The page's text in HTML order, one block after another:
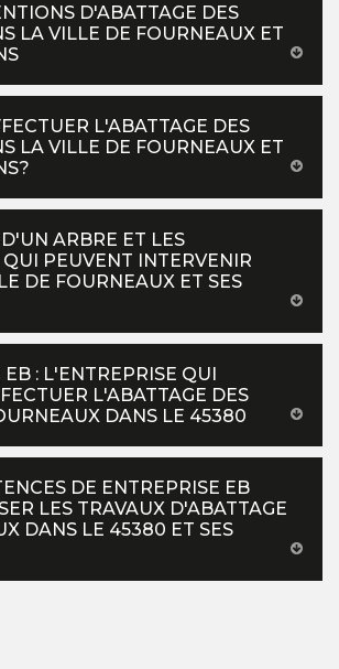
D'ABATTAGE DES
LA VILLE DE FOURNEAUX ET
L'ABATTAGE DES
LA VILLE DE FOURNEAUX ET
ARBRE ET LES
QUI PEUVENT INTERVENIR
DE FOURNEAUX ET SES
EB : L'ENTREPRISE QUI
L'ABATTAGE DES
DANS LE 45380
DE ENTREPRISE EB
LES TRAVAUX D'ABATTAGE
DANS LE 45380 ET SES